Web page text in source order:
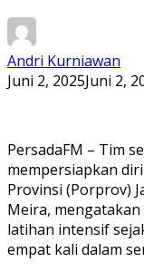
Andri Kurniawan
Juni 2, 2025Juni 2,
PersadaFM – Tim
mempersiapkan
Provinsi (Porprov)
Meira,
latihan intensif
empat kali dalam